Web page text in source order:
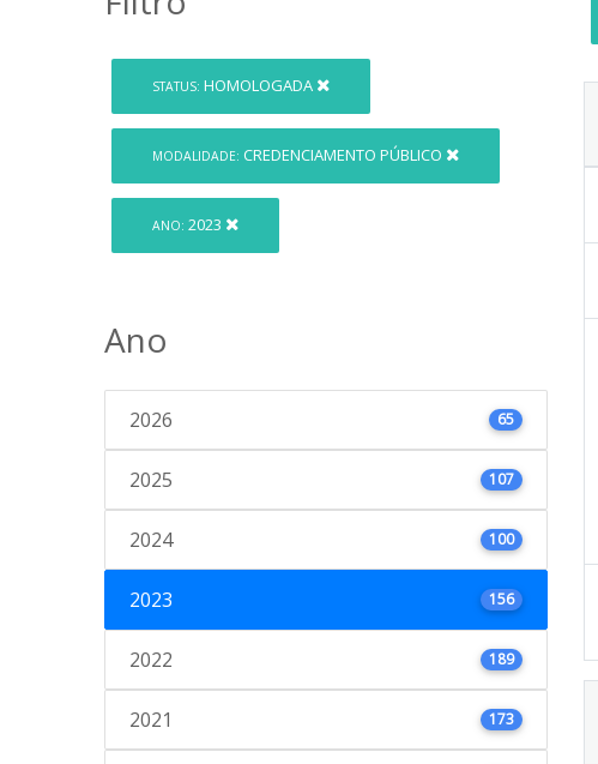
STATUS: HOMOLOGADA
MODALIDADE: CREDENCIAMENTO PÚBLICO
ANO: 2023
Ano
2026 65
2025 107
2024 100
2023 156
2022 189
2021 173